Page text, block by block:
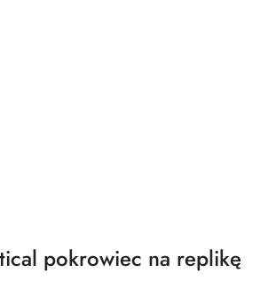
pokrowiec na replikę